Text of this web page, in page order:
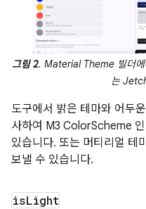
그림 2. Material Theme 빌더에
는
도구에서 밝은 테마와 어두
사하여 M3 ColorScheme
있습니다. 또는 머티리얼 테
보낼 수 있습니다.
isLight